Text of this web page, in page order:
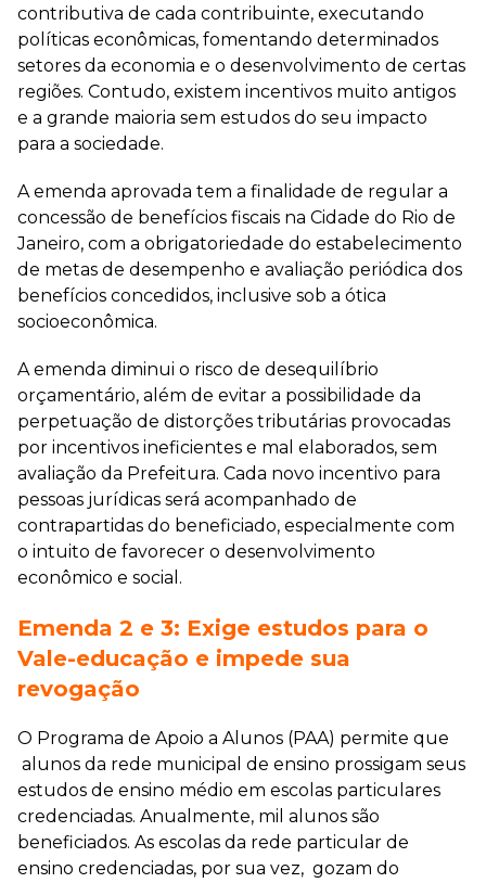
contributiva de cada contribuinte, executando
políticas econômicas, fomentando determinados
setores da economia e o desenvolvimento de certas
regiões. Contudo, existem incentivos muito antigos
e a grande maioria sem estudos do seu impacto
para a sociedade.
A emenda aprovada tem a finalidade de regular a
concessão de benefícios fiscais na Cidade do Rio de
Janeiro, com a obrigatoriedade do estabelecimento
de metas de desempenho e avaliação periódica dos
benefícios concedidos, inclusive sob a ótica
socioeconômica.
A emenda diminui o risco de desequilíbrio
orçamentário, além de evitar a possibilidade da
perpetuação de distorções tributárias provocadas
por incentivos ineficientes e mal elaborados, sem
avaliação da Prefeitura. Cada novo incentivo para
pessoas jurídicas será acompanhado de
contrapartidas do beneficiado, especialmente com
o intuito de favorecer o desenvolvimento
econômico e social.
Emenda 2 e 3: Exige estudos para o
Vale-educação e impede sua
revogação
O Programa de Apoio a Alunos (PAA) permite que
alunos da rede municipal de ensino prossigam seus
estudos de ensino médio em escolas particulares
credenciadas. Anualmente, mil alunos são
beneficiados. As escolas da rede particular de
ensino credenciadas, por sua vez, gozam do